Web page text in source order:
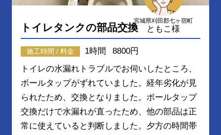
宮城県刈田郡七ヶ宿町
ともこ様
トイレタンクの部品交換
施工時間 / 料金 1時間
8800円
トイレの水漏れトラブルでお伺いしたところ、
ボールタップがずれていました。経年劣化が見
られたため、交換となりました。ボールタップ
交換だけで水漏れが直ったため、他の部品は正
常に使えていると判断しました。夕方の時間帯